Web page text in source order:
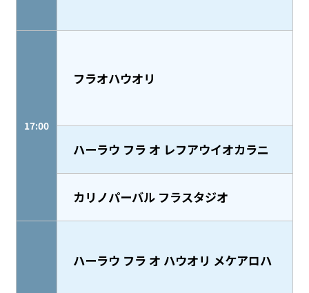
17:00
フラオハウオリ
ハーラウ フラ オ レフアウイオカラニ
カリノパーバル フラスタジオ
ハーラウ フラ オ ハウオリ メケアロハ